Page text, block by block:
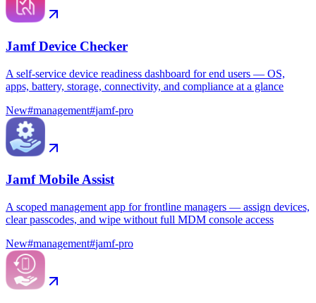
Jamf Device Checker
A self-service device readiness dashboard for end users — OS,
apps, battery, storage, connectivity, and compliance at a glance
New#management#jamf-pro
Jamf Mobile Assist
A scoped management app for frontline managers — assign devices,
clear passcodes, and wipe without full MDM console access
New#management#jamf-pro